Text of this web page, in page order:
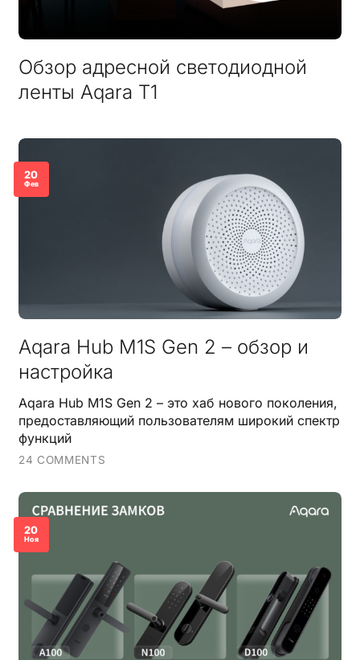
Обзор адресной светодиодной
ленты Aqara T1
Aqara Hub M1S Gen 2 – обзор и
настройка
Aqara Hub M1S Gen 2 – это хаб нового поколения,
предоставляющий пользователям широкий спектр
функций
24 COMMENTS
20
Фев
20
Ноя